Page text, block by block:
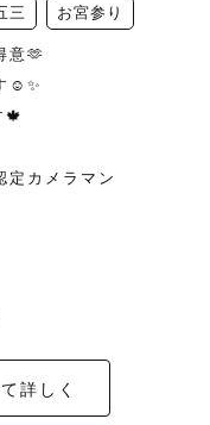
三 お宮参り
意🫶
☺️✨
定カメラマン
詳しく